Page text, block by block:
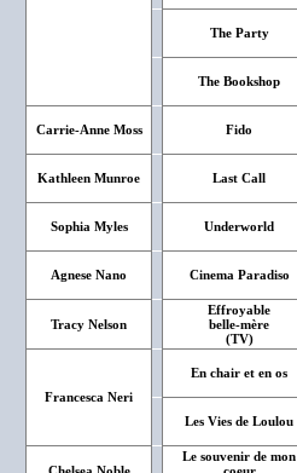
The Party
The Bookshop
Carrie-Anne Moss Fido
Kathleen Munroe Last Call
Sophia Myles Underworld
Agnese Nano Cinema Paradiso
Tracy Nelson
Effroyable
belle-mère
(TV)
Francesca Neri
En chair et en os
Les Vies de Loulou
Le souvenir de mon